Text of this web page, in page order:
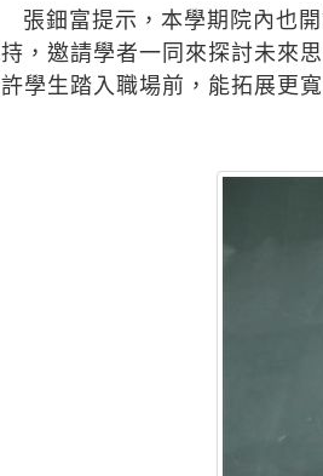
張鈿富提示，本學期院內也
持，邀請學者一同來探討未來
許學生踏入職場前，能拓展更